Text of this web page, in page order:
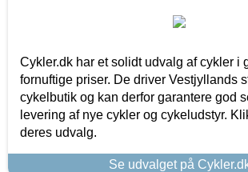
Cykler.dk har et solidt udvalg af cykler i
fornuftige priser. De driver Vestjyllands
cykelbutik og kan derfor garantere god
levering af nye cykler og cykeludstyr.
deres udvalg.
Se udvalget på